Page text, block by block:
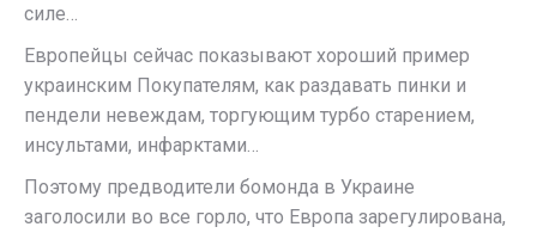
силе…
Европейцы сейчас показывают хороший пример
украинским Покупателям, как раздавать пинки и
пендели невеждам, торгующим турбо старением,
инсультами, инфарктами…
Поэтому предводители бомонда в Украине
заголосили во все горло, что Европа зарегулирована,